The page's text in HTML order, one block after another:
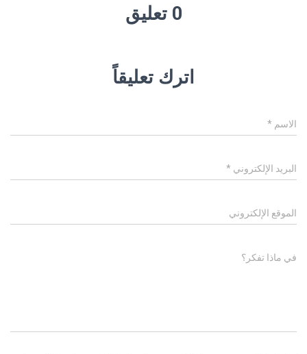
0 تعليق
اترك تعليقاً
الاسم *
البريد الإلكتروني *
الموقع الإلكتروني
في ماذا تفكر؟